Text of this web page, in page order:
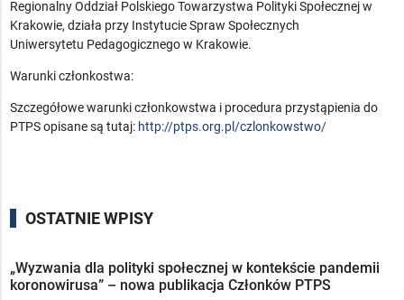
Regionalny Oddział Polskiego Towarzystwa Polityki Społecznej w
Krakowie, działa przy Instytucie Spraw Społecznych
Uniwersytetu Pedagogicznego w Krakowie.
Warunki członkostwa:
Szczegółowe warunki członkowstwa i procedura przystąpienia do
PTPS opisane są tutaj: http://ptps.org.pl/czlonkowstwo/
OSTATNIE WPISY
„Wyzwania dla polityki społecznej w kontekście pandemii
koronowirusa” – nowa publikacja Członków PTPS